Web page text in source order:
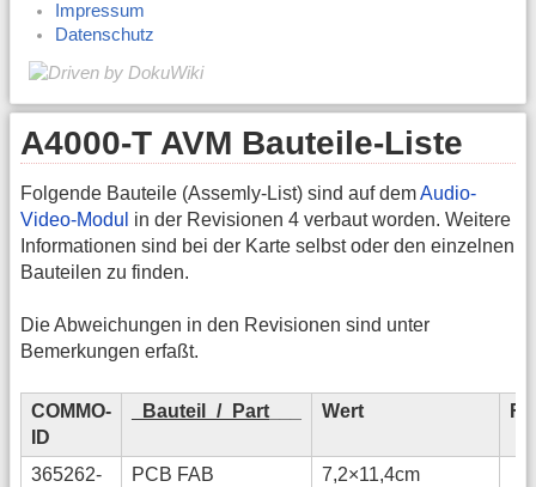
Impressum
Datenschutz
A4000-T AVM Bauteile-Liste
Folgende Bauteile (Assemly-List) sind auf demAudio-
Video-Modul in der Revisionen 4 verbaut worden. Weitere
Informationen sind bei der Karte selbst oder den einzelnen
Bauteilen zu finden.
Die Abweichungen in den Revisionen sind unter
Bemerkungen erfaßt.
COMMO-
ID
_Bauteil_/_Part Wert
365262-
PCB FAB 7,2×11,4cm